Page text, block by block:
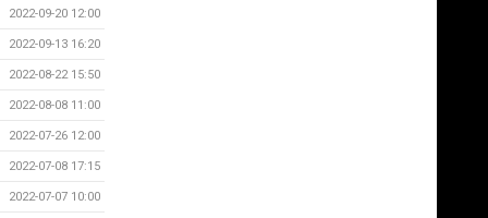
2022-09-20 12:00
2022-09-13 16:20
2022-08-22 15:50
2022-08-08 11:00
2022-07-26 12:00
2022-07-08 17:15
2022-07-07 10:00